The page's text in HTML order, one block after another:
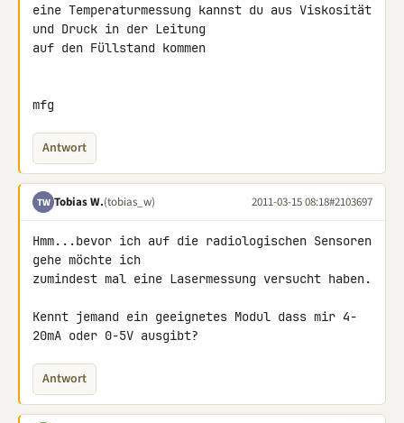
eine Temperaturmessung kannst du aus Viskosität
und Druck in der Leitung
auf den Füllstand kommen
mfg
Antwort
TW Tobias W.(tobias_w) 2011-03-15 08:18#2103697
Hmm...bevor ich auf die radiologischen Sensoren
gehe möchte ich
zumindest mal eine Lasermessung versucht haben.
Kennt jemand ein geeignetes Modul dass mir 4-
20mA oder 0-5V ausgibt?
Antwort